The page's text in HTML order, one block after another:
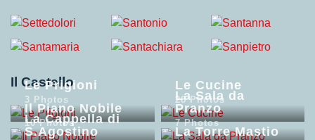
Il Castello
Le Prigioni
3 Photos
Le Cucine
28 Photos
Il Piano Nobile
10 Photos
La Sala da
Pranzo
7 Photos
La Cappella di
S.Agostino
La Torre Mastio